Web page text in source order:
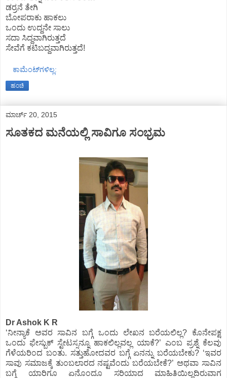
ಡರ್ರನೆ ತೇಗಿ
ಬೋಪರಾಕು ಹಾಕಲು
ಒಂದು ಉದ್ದನೇ ಸಾಲು
ಸದಾ ಸಿದ್ದವಾಗಿರುತ್ತದೆ
ಸೇವೆಗೆ ಕಟಿಬದ್ದವಾಗಿರುತ್ತದೆ!
ಕಾಮೆಂಟ್‌ಗಳಿಲ್ಲ:
ಹಂಚಿ
ಮಾರ್ಚ್ 20, 2015
ಸೂತಕದ ಮನೆಯಲ್ಲಿ ಸಾವಿಗೂ ಸಂಭ್ರಮ
Dr Ashok K R
‘ನೀನ್ಯಾಕೆ ಅವರ ಸಾವಿನ ಬಗ್ಗೆ ಒಂದು ಲೇಖನ ಬರೆಯಲಿಲ್ಲ? ಕೊನೇಪಕ್ಷ
ಒಂದು ಫೇಸ್ಬುಕ್ ಸ್ಟೇಟಸ್ಸನ್ನೂ ಹಾಕಲಿಲ್ಲವಲ್ಲ ಯಾಕೆ?’ ಎಂಬ ಪ್ರಶ್ನೆ ಕೆಲವು
ಗೆಳೆಯರಿಂದ ಬಂತು. ಸತ್ತುಹೋದವರ ಬಗ್ಗೆ ಏನನ್ನು ಬರೆಯಬೇಕು? ‘ಇವರ
ಸಾವು ಸಮಾಜಕ್ಕೆ ತುಂಬಲಾರದ ನಷ್ಟವೆಂದು ಬರೆಯಬೇಕೆ?’ ಅಥವಾ ಸಾವಿನ
ಬಗ್ಗೆ ಯಾರಿಗೂ ಏನೊಂದೂ ಸರಿಯಾದ ಮಾಹಿತಿಯಿಲ್ಲದಿರುವಾಗ